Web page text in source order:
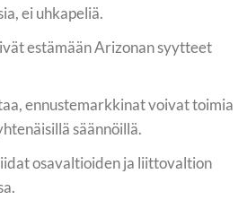
ei uhkapeliä.
estämään Arizonan syytteet
ennustemarkkinat voivat toimia
säännöillä.
osavaltioiden ja liittovaltion